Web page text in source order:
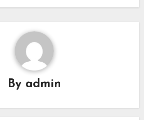
By admin